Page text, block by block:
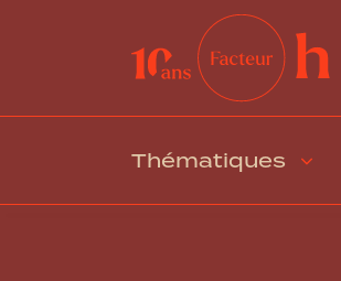
Thématiques